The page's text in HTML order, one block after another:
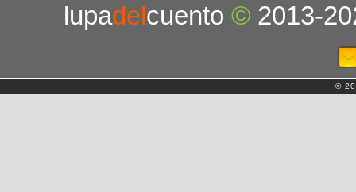
lupadelcuento© 2013-
©